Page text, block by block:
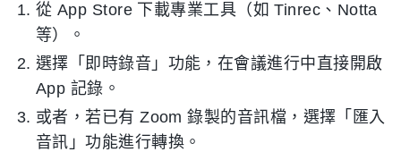
從 App Store 下載專業工具（如 Tinrec、Notta
等）。
選擇「即時錄音」功能，在會議進行中直接開啟
App 記錄。
或者，若已有 Zoom 錄製的音訊檔，選擇「匯入
音訊」功能進行轉換。